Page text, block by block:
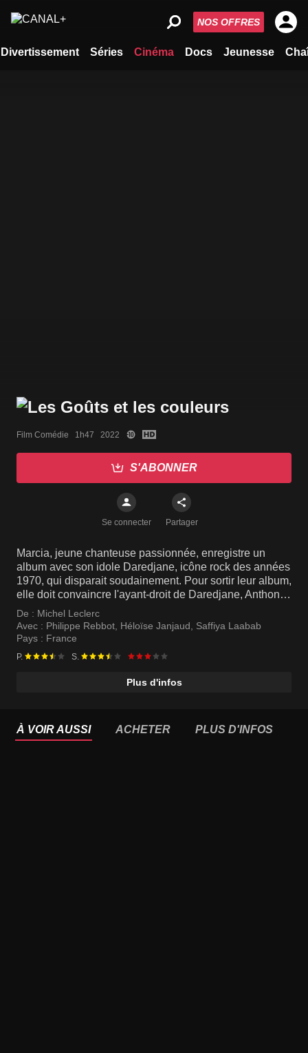
Divertissement Séries Cinéma Docs Jeunesse
NOS OFFRES
Film Comédie   1h47   2022
S'ABONNER
Se connecter Partager
Marcia, jeune chanteuse passionnée, enregistre un
album avec son idole Daredjane, icône rock des années
1970, qui disparait soudainement. Pour sortir leur album,
elle doit convaincre l'ayant-droit de Daredjane, Anthony,
peu sensible à sa musique…
De : Michel Leclerc
Avec : Philippe Rebbot, Héloïse Janjaud, Saffiya Laabab
Pays : France
P. S.
Plus d'infos
À VOIR AUSSI ACHETER PLUS D'INFOS